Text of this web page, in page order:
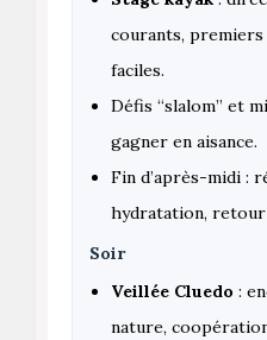
courants,
faciles.
Défis “slalom” et
gagner en aisance.
Fin d’après-midi :
hydratation, retour
Soir
Veillée Cluedo :
nature,